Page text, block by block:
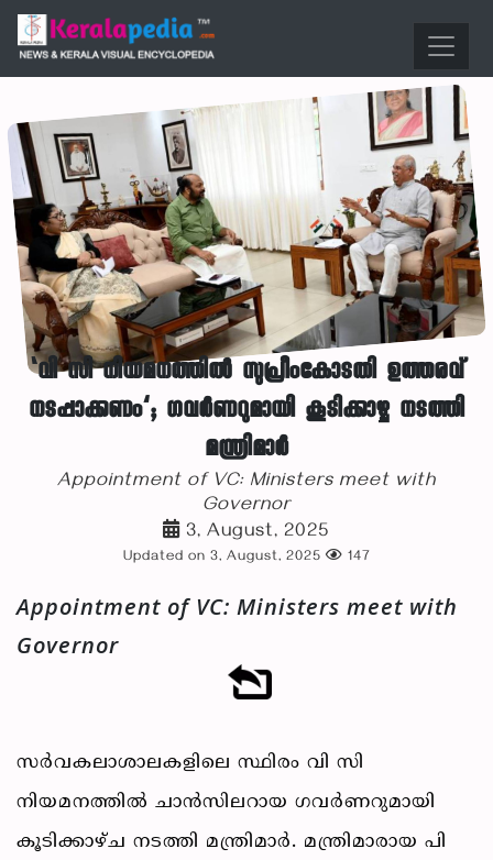
‘വി സി നിയമനത്തിൽ സുപ്രീംകോടതി ഉത്തരവ്
നടപ്പാക്കണം’; ഗവർണറുമായി കൂടിക്കാഴ്ച നടത്തി
മന്ത്രിമാർ
Appointment of VC: Ministers meet with
Governor
3, August, 2025
Updated on 3, August, 2025 147
Appointment of VC: Ministers meet with
Governor
സർവകലാശാലകളിലെ സ്ഥിരം വി സി
നിയമനത്തിൽ ചാൻസിലറായ ഗവർണറുമായി
കൂടിക്കാഴ്ച നടത്തി മന്ത്രിമാർ. മന്ത്രിമാരായ പി